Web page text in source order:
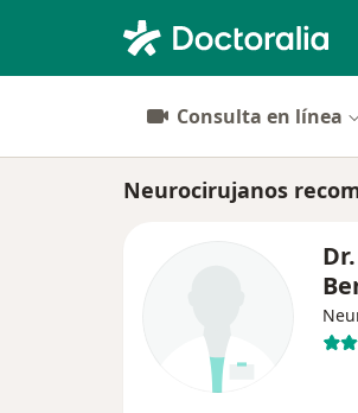
Consulta en línea
Neurocirujanos